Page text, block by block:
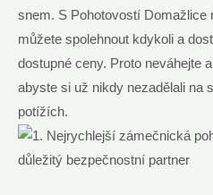
snem. S Pohotovostí Domažlice
můžete spolehnout kdykoli a
dostupné ceny. Proto neváhejte
abyste si už nikdy nezadělali na
potížích.